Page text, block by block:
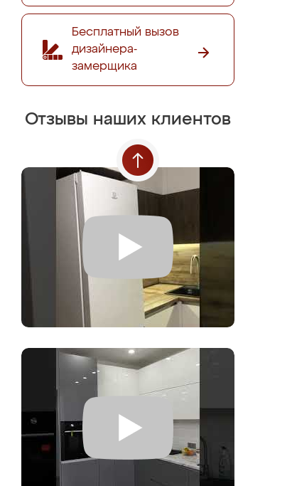
Бесплатный вызов
дизайнера-
замерщика
Отзывы наших клиентов